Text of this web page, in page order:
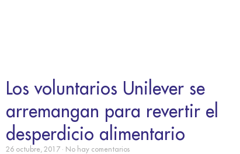
Los voluntarios Unilever se
arremangan para revertir el
desperdicio alimentario
26 octubre, 2017 No hay comentarios